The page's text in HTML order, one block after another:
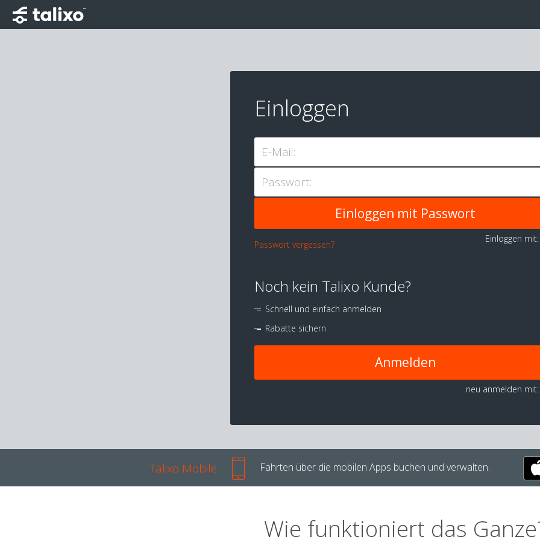
Einloggen
E-Mail:
Passwort:
Passwort vergessen?
Einloggen
Noch kein Talixo Kunde?
Schnell und einfach anmelden
Rabatte sichern
Anmelden
neu anmelden mit:
Talixo Mobile Fahrten über die mobilen Apps buchen und verwalten.
Wie funktioniert das